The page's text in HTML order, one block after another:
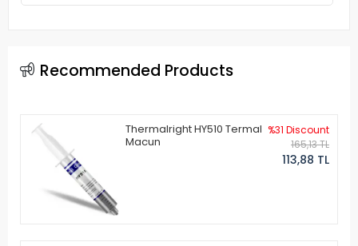
Recommended Products
Thermalright HY510 Termal
Macun
%31 Discount
165,13 TL
113,88 TL